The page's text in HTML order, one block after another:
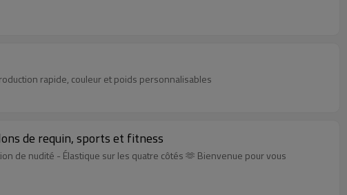
rapide, couleur et poids personnalisables
de requin, sports et fitness
de nudité - Élastique sur les quatre côtés 🫶 Bienvenue pour vous